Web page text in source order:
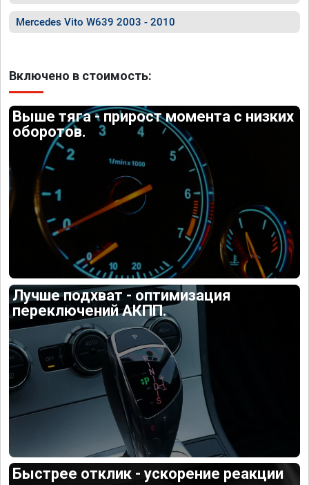
Mercedes Vito W639 2003 - 2010
Включено в стоимость:
Выше тяга - прирост момента с низких
оборотов.
Лучше подхват - оптимизация
переключений АКПП.
Быстрее отклик - ускорение реакции